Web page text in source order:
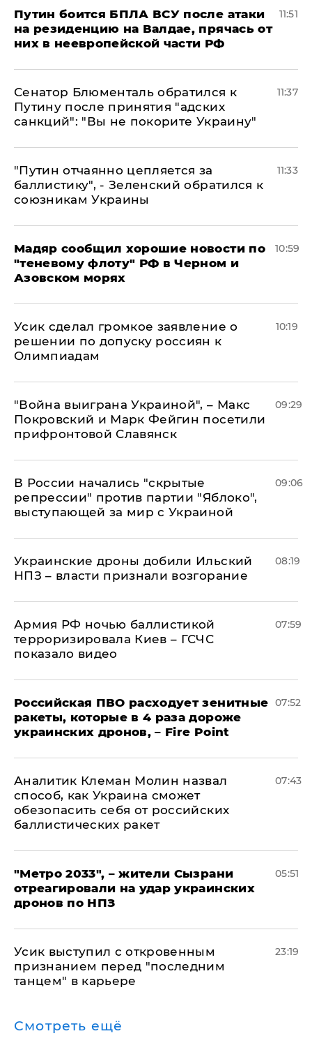
Путин боится БПЛА ВСУ после атаки
на резиденцию на Валдае, прячась от
них в неевропейской части РФ
11:51
Сенатор Блюменталь обратился к
Путину после принятия "адских
санкций": "Вы не покорите Украину"
11:37
"Путин отчаянно цепляется за
баллистику", - Зеленский обратился к
союзникам Украины
11:33
Мадяр сообщил хорошие новости по
"теневому флоту" РФ в Черном и
Азовском морях
10:59
Усик сделал громкое заявление о
решении по допуску россиян к
Олимпиадам
10:19
"Война выиграна Украиной", – Макс
Покровский и Марк Фейгин посетили
прифронтовой Славянск
09:29
В России начались "скрытые
репрессии" против партии "Яблоко",
выступающей за мир с Украиной
09:06
Украинские дроны добили Ильский
НПЗ – власти признали возгорание
08:19
Армия РФ ночью баллистикой
терроризировала Киев – ГСЧС
показало видео
07:59
Российская ПВО расходует зенитные
ракеты, которые в 4 раза дороже
украинских дронов, – Fire Point
07:52
Аналитик Клеман Молин назвал
способ, как Украина сможет
обезопасить себя от российских
баллистических ракет
07:43
"Метро 2033", – жители Сызрани
отреагировали на удар украинских
дронов по НПЗ
05:51
Усик выступил с откровенным
признанием перед "последним
танцем" в карьере
23:19
Смотреть ещё